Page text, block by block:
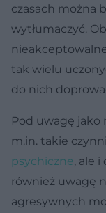
czasach można
wytłumaczyć.
tak wielu
do nich
Pod uwagę jako
m.in. takie
psychiczne, ale
również uwagę
agresywnych